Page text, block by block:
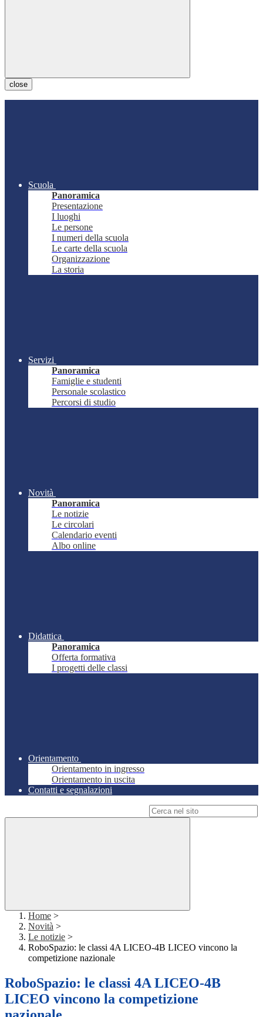
close
Scuola
Panoramica
Presentazione
I luoghi
Le persone
I numeri della scuola
Le carte della scuola
Organizzazione
La storia
Servizi
Panoramica
Famiglie e studenti
Personale scolastico
Percorsi di studio
Novità
Panoramica
Le notizie
Le circolari
Calendario eventi
Albo online
Didattica
Panoramica
Offerta formativa
I progetti delle classi
Orientamento
Orientamento in ingresso
Orientamento in uscita
Contatti e segnalazioni
Home >
Novità >
Le notizie >
RoboSpazio: le classi 4A LICEO-4B LICEO vincono la
competizione nazionale
RoboSpazio: le classi 4A LICEO-4B
LICEO vincono la competizione